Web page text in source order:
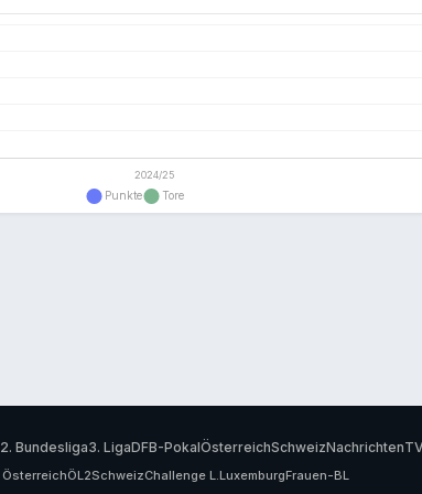
2. Bundesliga3. LigaDFB-PokalÖsterreichSchweizNachrichten
ÖsterreichÖL2SchweizChallenge L.LuxemburgFrauen-BL